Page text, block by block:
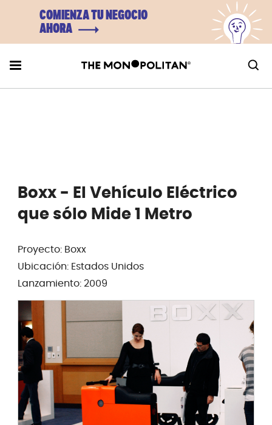
COMIENZA TU NEGOCIO
AHORA
Boxx - El Vehículo Eléctrico
que sólo Mide 1 Metro
Proyecto: Boxx
Ubicación: Estados Unidos
Lanzamiento: 2009